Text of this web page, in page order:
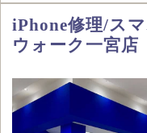
iPhone修理/ス
ウォーク一宮店